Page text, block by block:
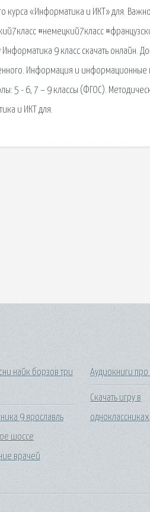
курса «Информатика и ИКТ» для.
#немецкий7класс
9 класс скачать онлайн.
Информация и информационные
5 - 6, 7 – 9 классы (ФГОС).
и ИКТ для.
найк борзов три
9 ярославль
шоссе
врачей
Аудиокниги про
Скачать игру в
одноклассниках